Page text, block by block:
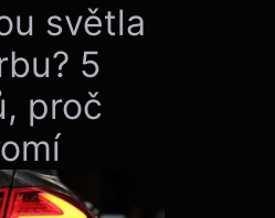
světla
5
proč